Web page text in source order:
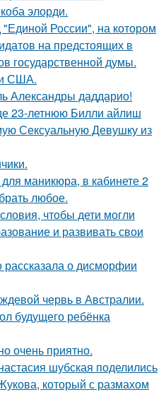
элорди.
России", на котором
на предстоящих в
государственной думы.
США.
Александры даддарио!
23-летнюю Билли айлиш
Сексуальную Девушку из
маникюра, в кабинете 2
любое.
чтобы дети могли
и развивать свои
рассказала о дисморфии
червь в Австралии.
будущего ребёнка
очень приятно.
шубская поделились
который с размахом